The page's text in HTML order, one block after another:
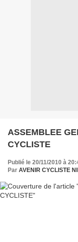
ASSEMBLEE
CYCLISTE
Publié le 20/11/2010 à
Par AVENIR CYCLISTE